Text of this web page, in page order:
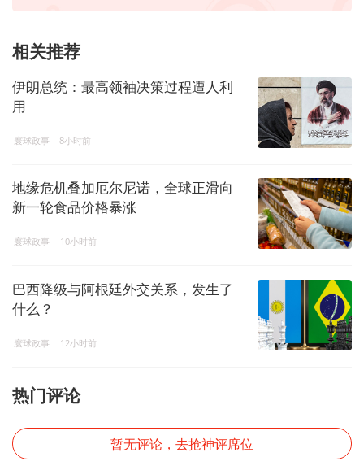
相关推荐
伊朗总统：最高领袖决策过程遭人利
用
寰球政事 8小时前
地缘危机叠加厄尔尼诺，全球正滑向
新一轮食品价格暴涨
寰球政事 10小时前
巴西降级与阿根廷外交关系，发生了
什么？
寰球政事 12小时前
热门评论
暂无评论，去抢神评席位